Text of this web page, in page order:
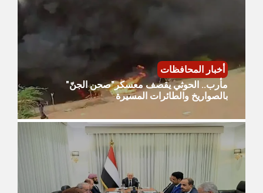
أخبار المحافظات
مأرب.. الحوثي يقصف معسكر"صحن الجنّ"
بالصواريخ والطائرات المسيرة